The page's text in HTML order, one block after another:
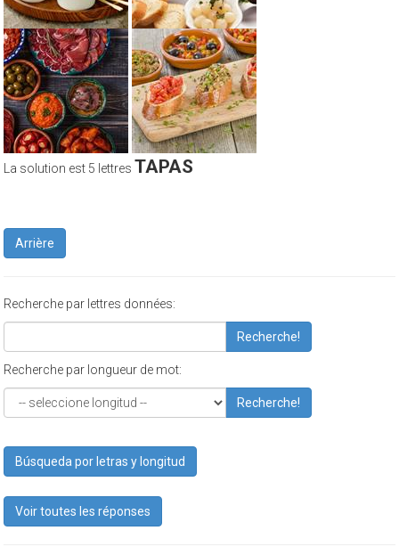
La solution est 5 lettres TAPAS
Arrière
Recherche par lettres données:
Recherche!
Recherche par longueur de mot:
Recherche!
Búsqueda por letras y longitud
Voir toutes les réponses